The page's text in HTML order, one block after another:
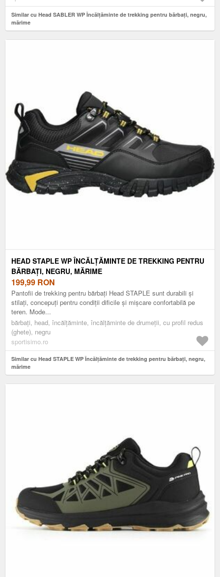
Similar cu Head SABLER WP Încălțăminte de trekking pentru bărbați, negru,
mărime
HEAD STAPLE WP ÎNCĂLȚĂMINTE DE TREKKING PENTRU
BĂRBAȚI, NEGRU, MĂRIME
199,99 RON
Pantofii de trekking pentru bărbați Head STAPLE sunt durabili și
stilați, concepuți pentru condiții dificile și mișcare confortabilă pe
teren. Mode...
bărbați, head, încălțăminte, încălțăminte de drumeții, cu profil redus
(ghete), negru
sportisimo.ro
Similar cu Head STAPLE WP Încălțăminte de trekking pentru bărbați, negru,
mărime